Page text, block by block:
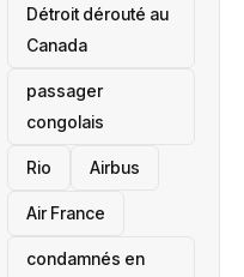
Détroit dérouté au
Canada
passager
congolais
Rio Airbus
Air France
condamnés en